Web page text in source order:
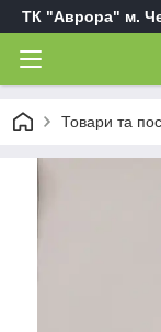
ТК "Аврора" м.
Товари та